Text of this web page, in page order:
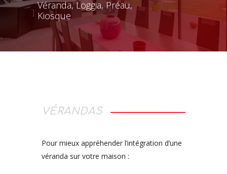
Véranda, Loggia, Préau,
Kiosque
VÉRANDAS
Pour mieux appréhender l’intégration d’une
véranda sur votre maison :